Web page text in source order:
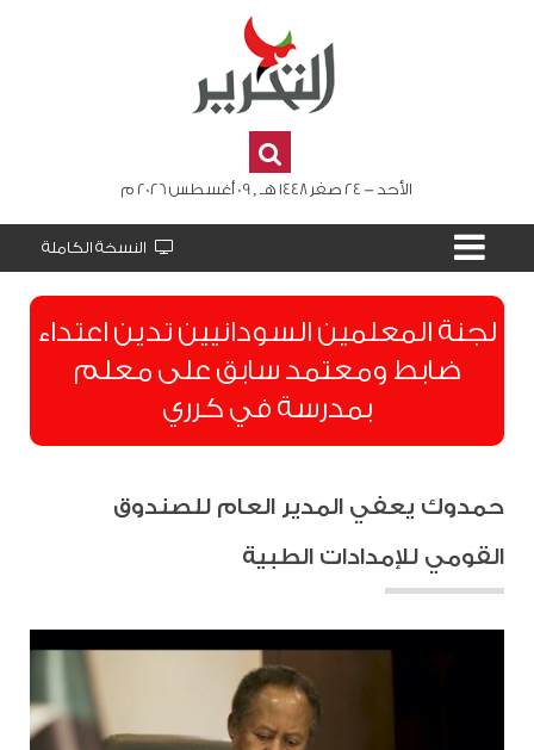
الأحد - 24 صفر 1448 هـ , 09 أغسطس 2026 م
النسخة الكاملة
لجنة المعلمين السودانيين تدين اعتداء
ضابط ومعتمد سابق على معلم
بمدرسة في كرري
حمدوك يعفي المدير العام للصندوق
القومي للإمدادات الطبية